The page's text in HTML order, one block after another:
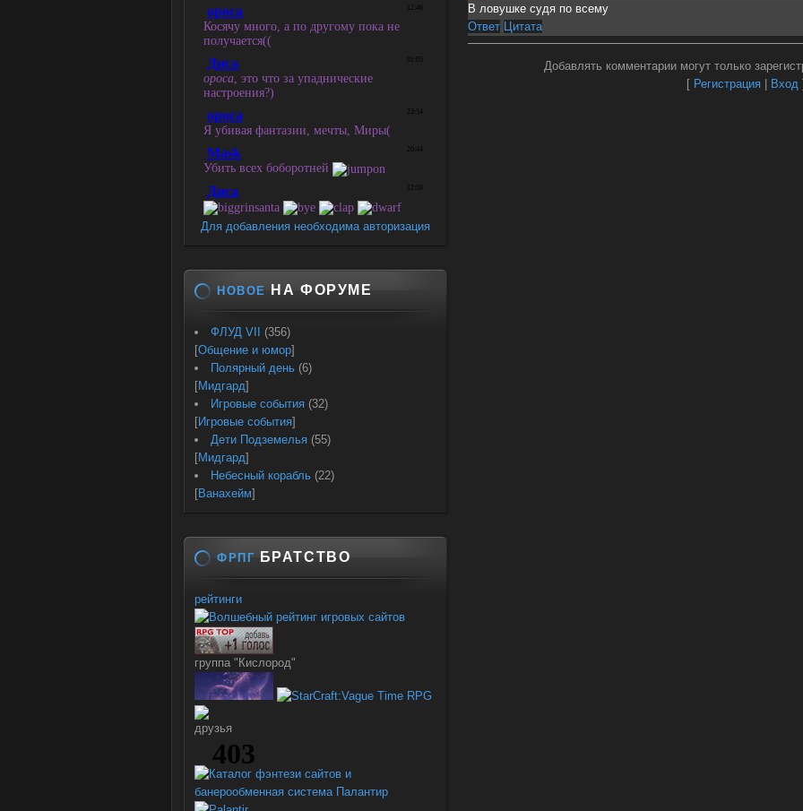
В ловушке судя по всему
Ответ Цитата
Добавлять комментарии могут только
[ Регистрация| Вход
Для добавления необходима авторизация
НОВОЕ НА ФОРУМЕ
ФЛУД VII
(356)
[Общение и юмор]
Полярный день (6)
[Мидгард]
Игровые события (32)
[Игровые события]
Дети Подземелья (55)
[Мидгард]
Небесный корабль (22)
[Ванахейм]
ФРПГ БРАТСТВО
рейтинги
группа "Кислород"
друзья